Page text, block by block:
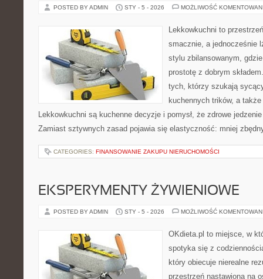
POSTED BY ADMIN STY - 5 - 2026 MOŻLIWOŚĆ
Lekkowkuchni to
smacznie, a jednocześnie
stylu zbilansowanym,
prostotę z dobrym
tych, którzy szukają
kuchennych trików, a
Lekkowkuchni są kuchenne decyzje i pomysł, że zdrowe
Zamiast sztywnych zasad pojawia się elastyczność: mniej
CATEGORIES: FINANSOWANIE ZAKUPU NIERUCHOMOŚCI
EKSPERYMENTY ŻYWIENIOWE
POSTED BY ADMIN STY - 5 - 2026 MOŻLIWOŚĆ
OKdieta.pl to miejsce, w
spotyka się z
który obiecuje nierealne
przestrzeń nastawiona na